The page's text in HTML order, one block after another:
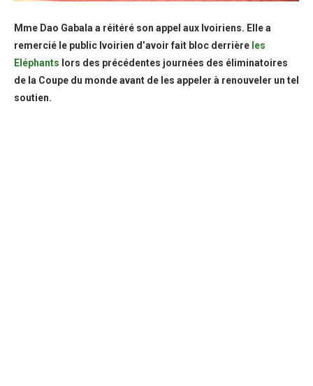
Mme Dao Gabala a réitéré son appel aux Ivoiriens. Elle a
remercié le public Ivoirien d’avoir fait bloc derrière les
Eléphants lors des précédentes journées des éliminatoires
de la Coupe du monde avant de les appeler à renouveler un tel
soutien.